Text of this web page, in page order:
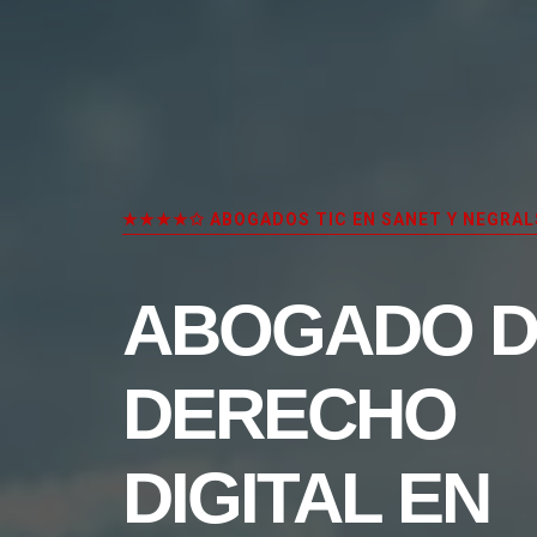
★★★★✩ ABOGADOS TIC EN SANET Y
ABOGADO
DERECHO
DIGITAL EN